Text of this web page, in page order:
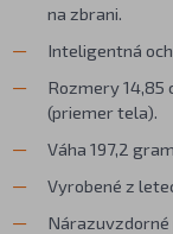
na zbrani.
Inteligentná
Rozmery 14,85
(priemer tela).
Váha 197,2
Vyrobené z
Nárazuvzdorné